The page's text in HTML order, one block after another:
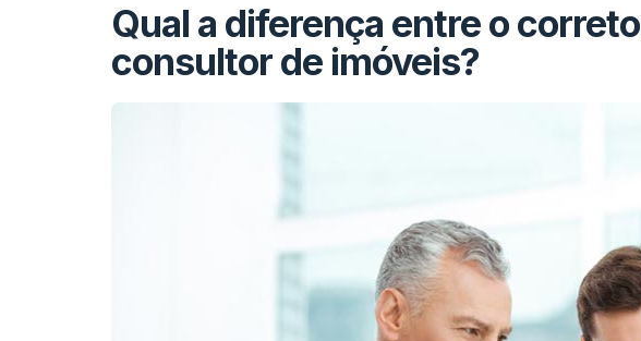
Qual a diferença entre o
consultor de imóveis?